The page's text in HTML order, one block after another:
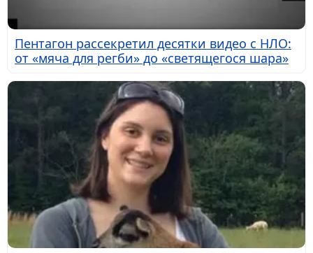
Пентагон рассекретил десятки видео с НЛО:
от «мяча для регби» до «светящегося шара»